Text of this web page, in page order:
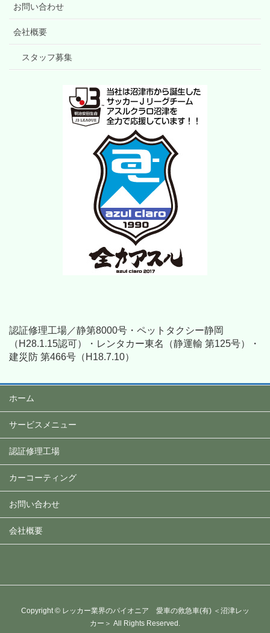
お問い合わせ
会社概要
スタッフ募集
認証修理工場／静第8000号・ペットタクシー静岡
（H28.1.15認可）・レンタカー東名（静運輸 第125号）・
建災防 第466号（H18.7.10）
ホーム
サービスメニュー
認証修理工場
カーコーティング
お問い合わせ
会社概要
Copyright © レッカー業界のパイオニア 愛車の救急車(有) ＜沼津レッ
カー＞ All Rights Reserved.